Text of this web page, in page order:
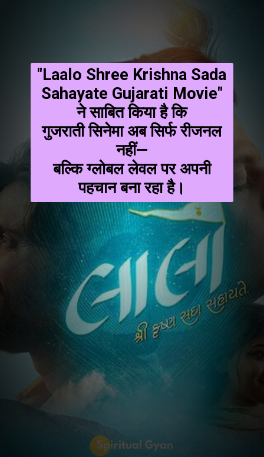
"Laalo Shree Krishna Sada
Sahayate Gujarati Movie"
ने साबित किया है कि
गुजराती सिनेमा अब सिर्फ रीजनल
नहीं—
बल्कि ग्लोबल लेवल पर अपनी
पहचान बना रहा है।